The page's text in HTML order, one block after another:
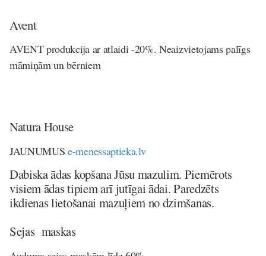
Avent
AVENT produkcija ar atlaidi -20%. Neaizvietojams palīgs
māmiņām un bērniem
Natura House
JAUNUMUS e-menessaptieka.lv
Dabiska ādas kopšana Jūsu mazulim. Piemērots
visiem ādas tipiem arī jutīgai ādai. Paredzēts
ikdienas lietošanai mazuļiem no dzimšanas.
Sejas maskas